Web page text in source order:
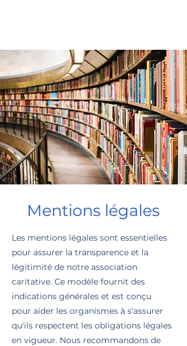
Mentions légales
Les mentions légales sont essentielles
pour assurer la transparence et la
légitimité de notre association
caritative. Ce modèle fournit des
indications générales et est conçu
pour aider les organismes à s'assurer
qu'ils respectent les obligations légales
en vigueur. Nous recommandons de